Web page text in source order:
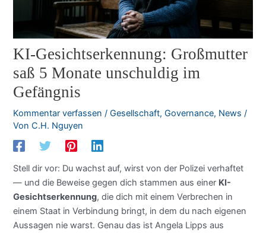
KI-Gesichtserkennung: Großmutter
saß 5 Monate unschuldig im
Gefängnis
Kommentar verfassen /Gesellschaft,Governance, News /
VonC.H. Nguyen
Stell dir vor: Du wachst auf, wirst von der Polizei verhaftet
— und die Beweise gegen dich stammen aus einer KI-
Gesichtserkennung, die dich mit einem Verbrechen in
einem Staat in Verbindung bringt, in dem du nach eigenen
Aussagen nie warst. Genau das ist Angela Lipps aus